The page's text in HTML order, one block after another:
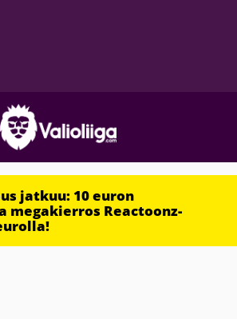
jatkuu: 10 euron
megakierros Reactoonz-